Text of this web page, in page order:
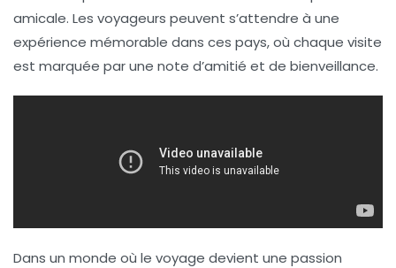
amicale. Les voyageurs peuvent s’attendre à une
expérience mémorable dans ces pays, où chaque visite
est marquée par une note d’amitié et de bienveillance.
Dans un monde où le voyage devient une passion